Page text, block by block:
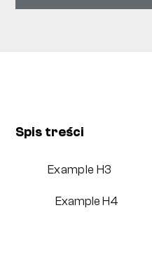
Spis treści
Example H3
Example H4